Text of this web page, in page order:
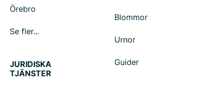
Örebro
Se fler...
Blommor
Urnor
Guider
JURIDISKA
TJÄNSTER